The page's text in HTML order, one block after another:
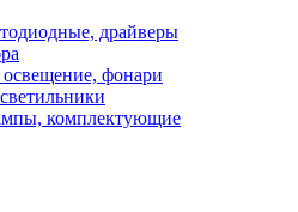
драйверы
фонари
комплектующие